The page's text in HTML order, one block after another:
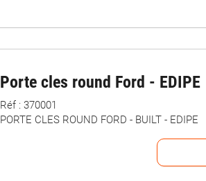
Porte cles round Ford - EDIPE
Réf : 370001
PORTE CLES ROUND FORD - BUILT - EDIPE